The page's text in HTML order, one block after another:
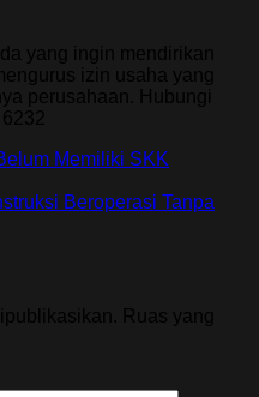
yang ingin mendirikan
izin usaha yang
perusahaan. Hubungi
Memiliki SKK
Beroperasi Tanpa
Ruas yang